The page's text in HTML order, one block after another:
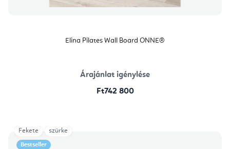
Elina Pilates Wall Board ONNE®
Árajánlat igénylése
Ft742 800
Bestseller
Fekete szürke